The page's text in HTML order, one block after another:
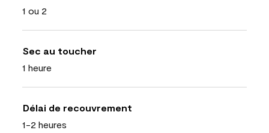
1 ou 2
Sec au toucher
1 heure
Délai de recouvrement
1-2 heures